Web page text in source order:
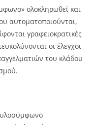
ολοκληρωθεί και
αυτοματοποιούνται,
γραφειοκρατικές
οι έλεγχοι
του κλάδου